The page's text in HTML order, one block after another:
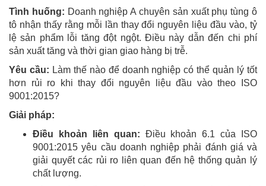
Tình huống: Doanh nghiệp A chuyên sản xuất phụ tùng ô
tô nhận thấy rằng mỗi lần thay đổi nguyên liệu đầu vào, tỷ
lệ sản phẩm lỗi tăng đột ngột. Điều này dẫn đến chi phí
sản xuất tăng và thời gian giao hàng bị trễ.
Yêu cầu: Làm thế nào để doanh nghiệp có thể quản lý tốt
hơn rủi ro khi thay đổi nguyên liệu đầu vào theo ISO
9001:2015?
Giải pháp:
Điều khoản liên quan: Điều khoản 6.1 của ISO
9001:2015 yêu cầu doanh nghiệp phải đánh giá và
giải quyết các rủi ro liên quan đến hệ thống quản lý
chất lượng.